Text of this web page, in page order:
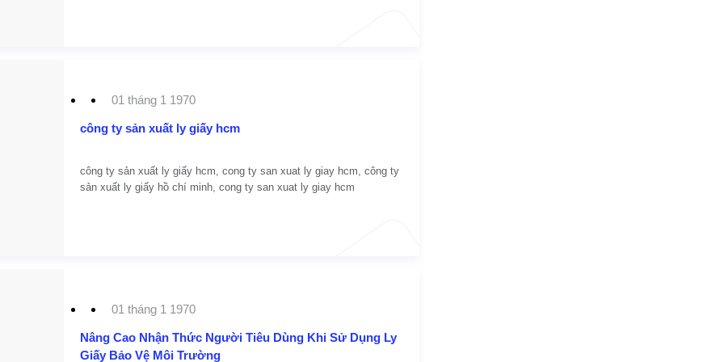
01 tháng 1 1970
công ty sản xuất ly giấy hcm
công ty sản xuất ly giấy hcm, cong ty san xuat ly giay hcm, công ty
sản xuất ly giấy hồ chí minh, cong ty san xuat ly giay hcm
01 tháng 1 1970
Nâng Cao Nhận Thức Người Tiêu Dùng Khi Sử Dụng Ly
Giấy Bảo Vệ Môi Trường